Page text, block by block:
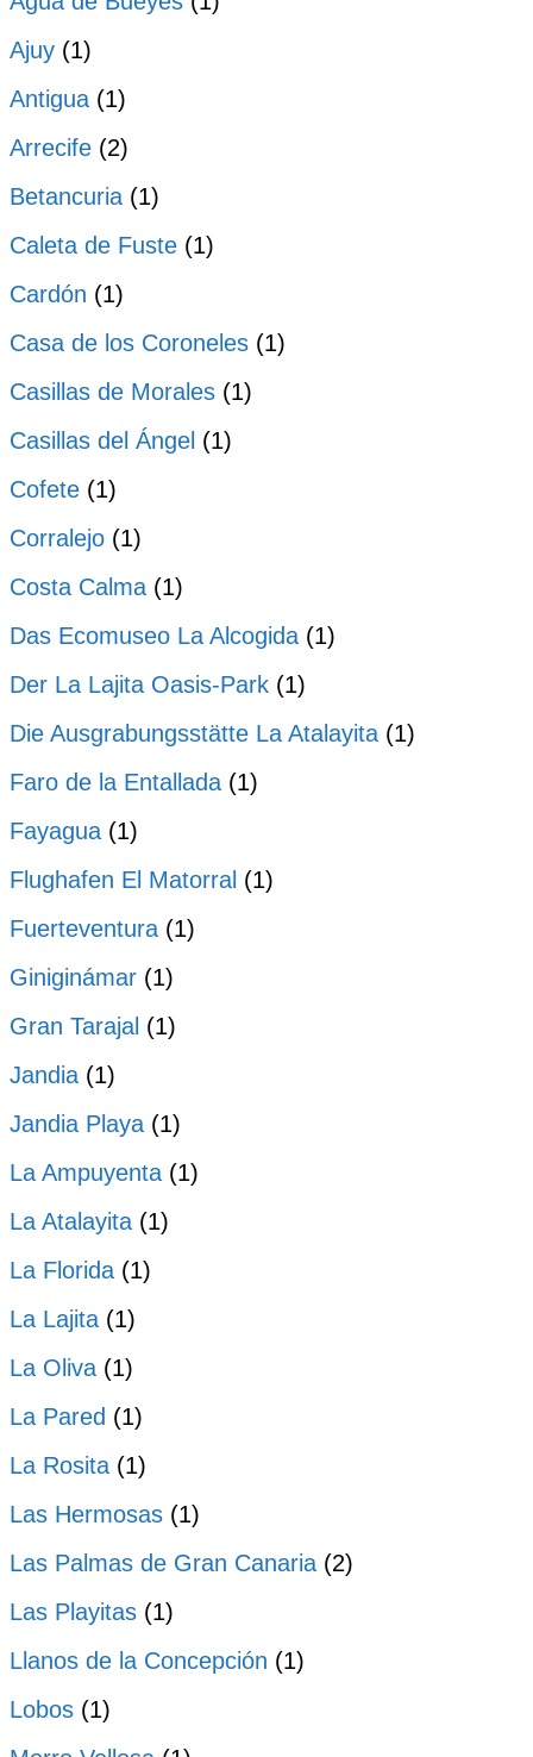
Ajuy (1)
Antigua (1)
Arrecife (2)
Betancuria (1)
Caleta de Fuste (1)
Cardón (1)
Casa de los Coroneles (1)
Casillas de Morales (1)
Casillas del Ángel (1)
Cofete (1)
Corralejo (1)
Costa Calma (1)
Das Ecomuseo La Alcogida (1)
Der La Lajita Oasis-Park (1)
Die Ausgrabungsstätte La Atalayita (1)
Faro de la Entallada (1)
Fayagua (1)
Flughafen El Matorral (1)
Fuerteventura (1)
Giniginámar (1)
Gran Tarajal (1)
Jandia (1)
Jandia Playa (1)
La Ampuyenta (1)
La Atalayita (1)
La Florida (1)
La Lajita (1)
La Oliva (1)
La Pared (1)
La Rosita (1)
Las Hermosas (1)
Las Palmas de Gran Canaria (2)
Las Playitas (1)
Llanos de la Concepción (1)
Lobos (1)